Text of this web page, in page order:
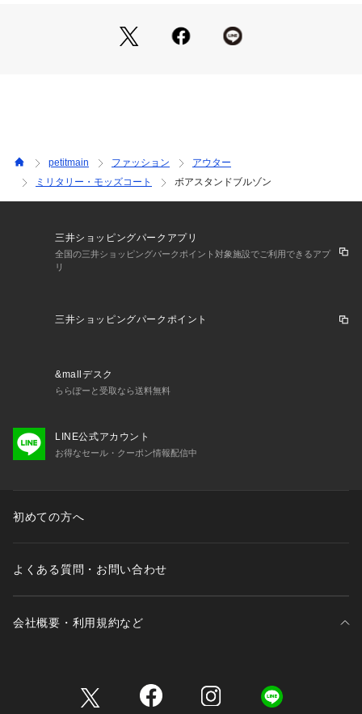
存在感のあるデザインなので、シンプルなインナーと合わせる
※商品の色味は、撮影場所や光のあたり具合などにより色味が
違って見える場合が御座います 。
また、お客様のお使いのPCのモニター環境などにより色味が
予めご了承の上ご注文下さい。
━━━━━━━━━━━━
Daily （日々の）、Dear （大事な ）、 Dad （パパ）
  　パパもお揃いで着たくなるくらいファッショナブル。
デイリー使いできるロープライスアイテムを提案します。
3歳-12歳 Girls・Boys（90-150cm）
  大人：M（ワンサイズ）
※詳しい洗濯方法については、商品の品質表示タグをご覧ください
3510100004786
（モール）
petitmain ファッション
アウター
ミリタリー・モッズコート
ボアスタンドブルゾン
三井ショッピングパークアプリ
全国の三井ショッピングパークポイント対象施設でご利用できるアプ
リ
三井ショッピングパークポイント
&mallデスク
ららぽーと受取なら送料無料
LINE公式アカウント
お得なセール・クーポン情報配信中
初めての方へ
よくある質問・お問い合わせ
会社概要・利用規約など